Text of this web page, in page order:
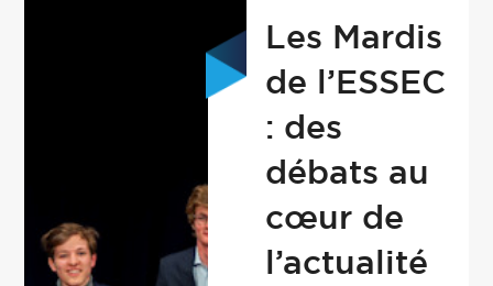
Les Mardis
de l’ESSEC
: des
débats au
cœur de
l’actualité